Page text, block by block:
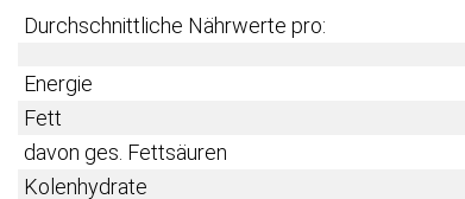
Durchschnittliche Nährwerte pro:
Energie
Fett
davon ges. Fettsäuren
Kolenhydrate